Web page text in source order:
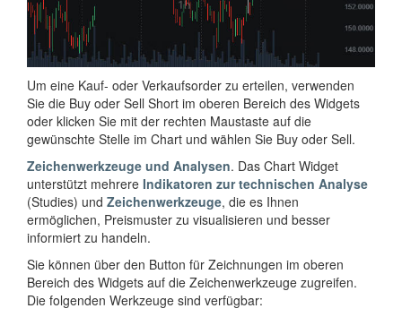
Um eine Kauf- oder Verkaufsorder zu erteilen, verwenden
Sie die Buy oder Sell Short im oberen Bereich des Widgets
oder klicken Sie mit der rechten Maustaste auf die
gewünschte Stelle im Chart und wählen Sie Buy oder Sell.
Zeichenwerkzeuge und Analysen. Das Chart Widget
unterstützt mehrere Indikatoren zur technischen Analyse
(Studies) und Zeichenwerkzeuge, die es Ihnen
ermöglichen, Preismuster zu visualisieren und besser
informiert zu handeln.
Sie können über den Button für Zeichnungen im oberen
Bereich des Widgets auf die Zeichenwerkzeuge zugreifen.
Die folgenden Werkzeuge sind verfügbar: